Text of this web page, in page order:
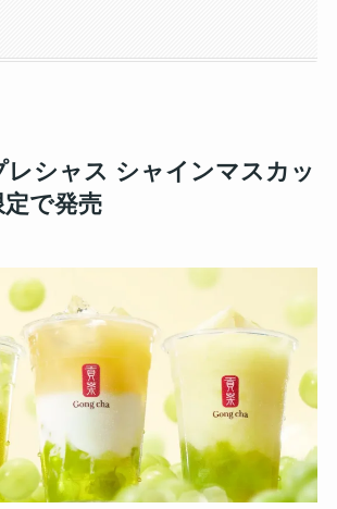
レシャス シャインマスカッ
定で発売